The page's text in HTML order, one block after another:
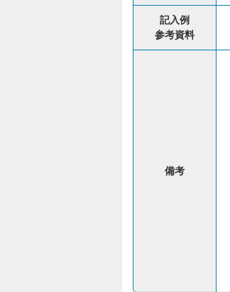
記入例
参考資料
備考